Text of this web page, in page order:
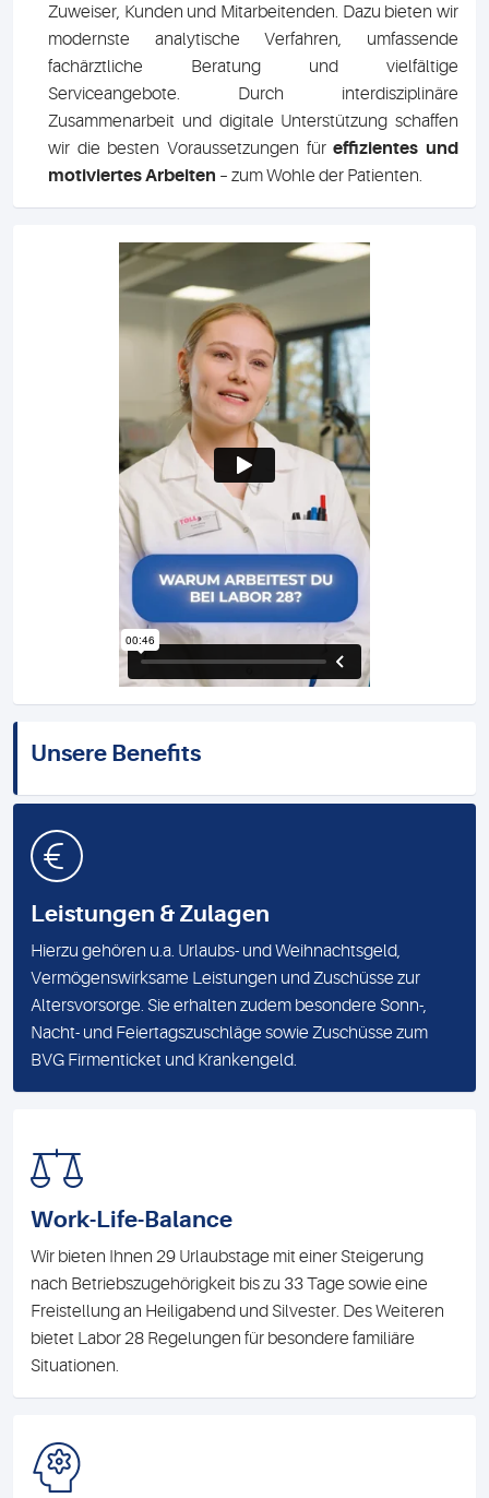
Zuweiser, Kunden und Mitarbeitenden. Dazu bieten wir
modernste analytische Verfahren, umfassende
fachärztliche Beratung und vielfältige
Serviceangebote. Durch interdisziplinäre
Zusammenarbeit und digitale Unterstützung schaffen
wir die besten Voraussetzungen füreffizientes und
motiviertes Arbeiten – zum Wohle der Patienten.
Unsere Benefits
Leistungen & Zulagen
Hierzu gehören u.a. Urlaubs- und Weihnachtsgeld,
Vermögenswirksame Leistungen und Zuschüsse zur
Altersvorsorge. Sie erhalten zudem besondere Sonn-,
Nacht- und Feiertagszuschläge sowie Zuschüsse zum
BVG Firmenticket und Krankengeld.
Work-Life-Balance
Wir bieten Ihnen 29 Urlaubstage mit einer Steigerung
nach Betriebszugehörigkeit bis zu 33 Tage sowie eine
Freistellung an Heiligabend und Silvester. Des Weiteren
bietet Labor 28 Regelungen für besondere familiäre
Situationen.